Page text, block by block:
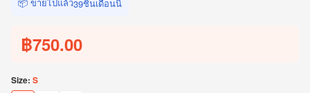
39ชิ้นเดือนนี้
฿750.00
Size: S